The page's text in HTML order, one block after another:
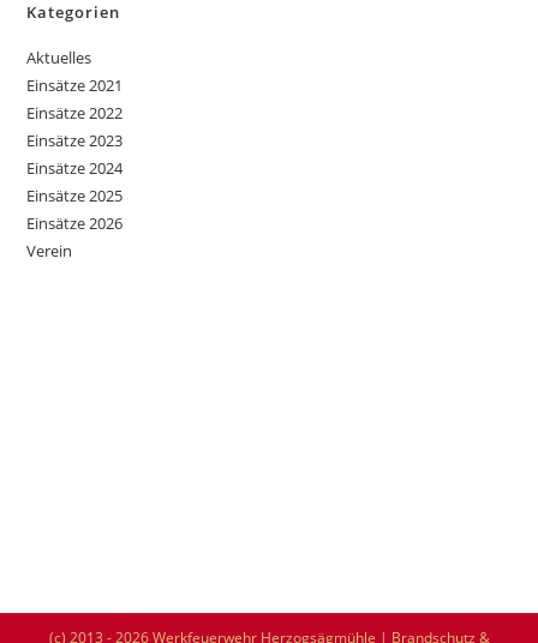
Kategorien
Aktuelles
Einsätze 2021
Einsätze 2022
Einsätze 2023
Einsätze 2024
Einsätze 2025
Einsätze 2026
Verein
(c) 2013 - 2026 Werkfeuerwehr Herzogsägmühle | Brandschutz &